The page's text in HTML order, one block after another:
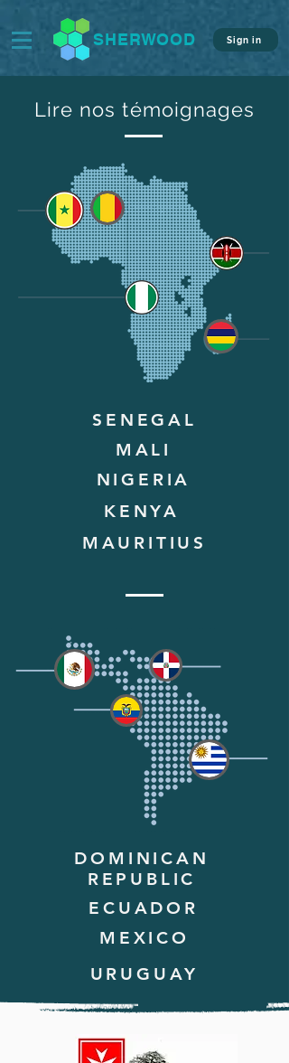
SHERWOOD Sign in
Lire nos témoignages
SENEGAL
MALI
NIGERIA
KENYA
MAURITIUS
DOMINICAN
REPUBLIC
ECUADOR
MEXICO
URUGUAY